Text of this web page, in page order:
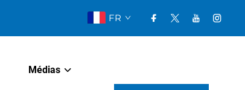
FR
Médias